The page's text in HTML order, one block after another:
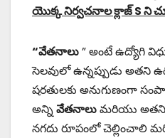
యొక్క నిర్వచనాల క్లాజ్ S ని
“వేతనాలు” అంటే ఉద్యోగి
సెలవులో ఉన్నప్పుడు అతని
షరతులకు అనుగుణంగా
అన్నివేతనాలుమరియు
నగదు రూపంలో చెల్లించాలి